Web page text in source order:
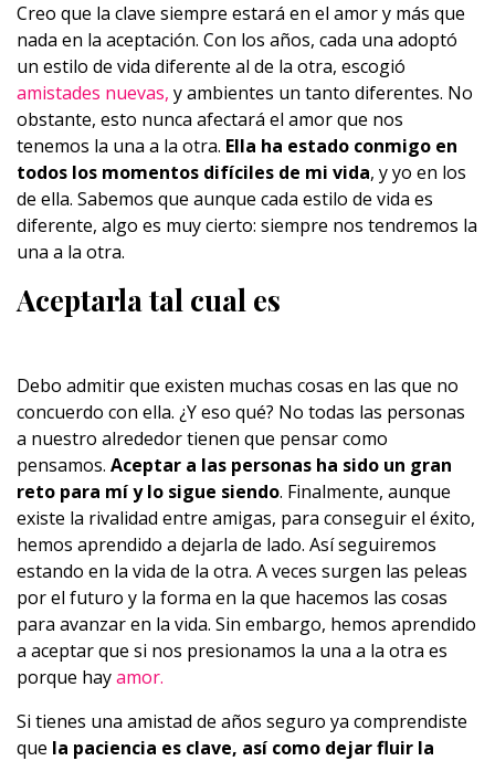
Creo que la clave siempre estará en el amor y más que
nada en la aceptación. Con los años, cada una adoptó
un estilo de vida diferente al de la otra, escogió
amistades nuevas, y ambientes un tanto diferentes. No
obstante, esto nunca afectará el amor que nos
tenemos la una a la otra. Ella ha estado conmigo en
todos los momentos difíciles de mi vida, y yo en los
de ella. Sabemos que aunque cada estilo de vida es
diferente, algo es muy cierto: siempre nos tendremos la
una a la otra.
Aceptarla tal cual es
Debo admitir que existen muchas cosas en las que no
concuerdo con ella. ¿Y eso qué? No todas las personas
a nuestro alrededor tienen que pensar como
pensamos. Aceptar a las personas ha sido un gran
reto para mí y lo sigue siendo. Finalmente, aunque
existe la rivalidad entre amigas, para conseguir el éxito,
hemos aprendido a dejarla de lado. Así seguiremos
estando en la vida de la otra. A veces surgen las peleas
por el futuro y la forma en la que hacemos las cosas
para avanzar en la vida. Sin embargo, hemos aprendido
a aceptar que si nos presionamos la una a la otra es
porque hayamor.
Si tienes una amistad de años seguro ya comprendiste
que la paciencia es clave, así como dejar fluir la